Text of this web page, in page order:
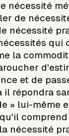
nécessité
de
nécessité
qui
la
et de
il répondra
» lui-même
nécessité